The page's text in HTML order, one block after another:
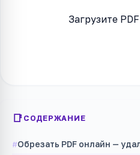
Загрузите
СОДЕРЖАНИЕ
Обрезать PDF онлайн —